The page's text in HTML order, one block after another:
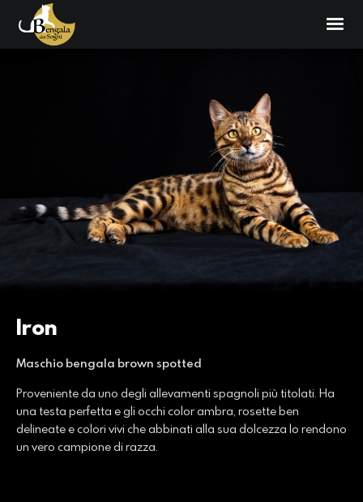
Iron
Maschio bengala brown spotted
Proveniente da uno degli allevamenti spagnoli più titolati. Ha
una testa perfetta e gli occhi color ambra, rosette ben
delineate e colori vivi che abbinati alla sua dolcezza lo rendono
un vero campione di razza.